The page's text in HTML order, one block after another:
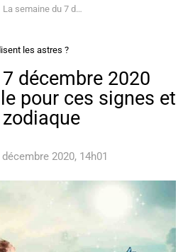
La semaine du 7 décembre 2020 sera la plus belle pour ces signes et ascendants du zodiaque
les astres ?
décembre 2020
pour ces signes et
décembre 2020, 14h01